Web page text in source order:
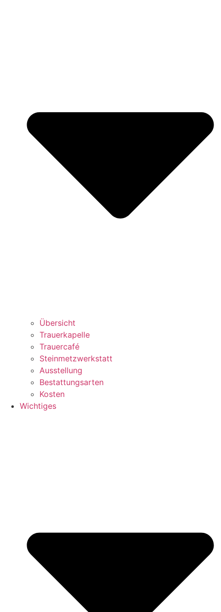
Übersicht
Trauerkapelle
Trauercafé
Steinmetzwerkstatt
Ausstellung
Bestattungsarten
Kosten
Wichtiges